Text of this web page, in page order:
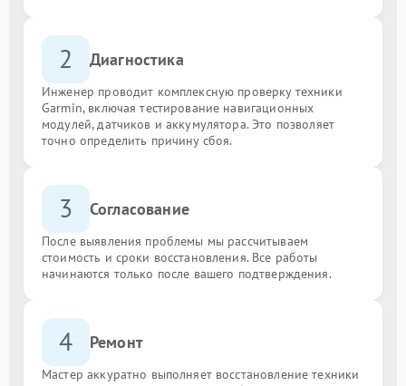
2 Диагностика
Инженер проводит комплексную проверку техники
Garmin, включая тестирование навигационных
модулей, датчиков и аккумулятора. Это позволяет
точно определить причину сбоя.
3 Согласование
После выявления проблемы мы рассчитываем
стоимость и сроки восстановления. Все работы
начинаются только после вашего подтверждения.
4 Ремонт
Мастер аккуратно выполняет восстановление техники